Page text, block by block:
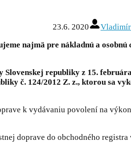
23.6. 2020
najmä pre nákladnú a
republiky z 15.
č. 124/2012 Z. z., ktorou sa
k vydávaniu povolení na
doprave do obchodného registra